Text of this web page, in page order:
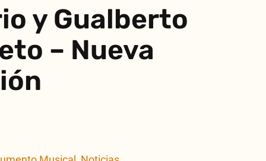
y Gualberto
– Nueva